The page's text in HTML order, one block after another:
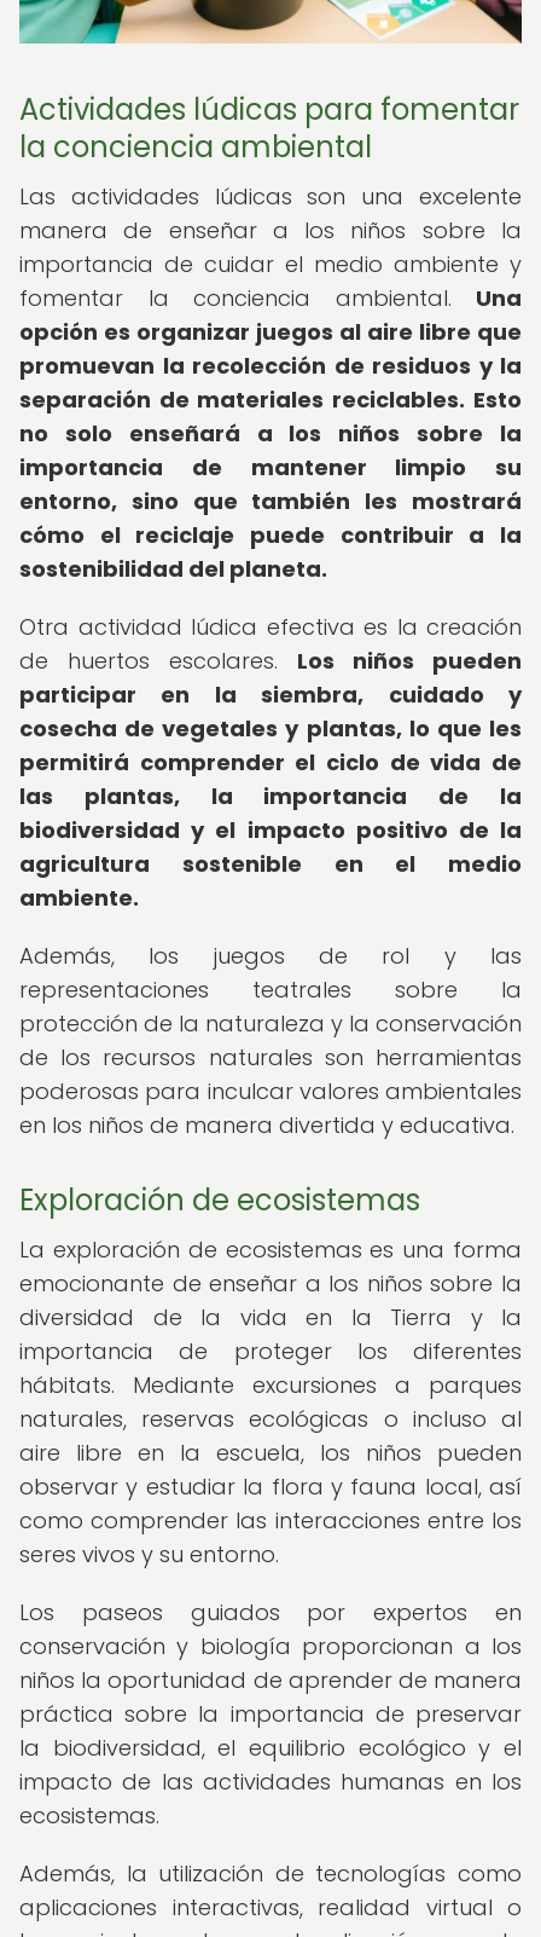
Actividades lúdicas para fomentar
la conciencia ambiental
Las actividades lúdicas son una excelente
manera de enseñar a los niños sobre la
importancia de cuidar el medio ambiente y
fomentar la conciencia ambiental. Una
opción es organizar juegos al aire libre que
promuevan la recolección de residuos y la
separación de materiales reciclables. Esto
no solo enseñará a los niños sobre la
importancia de mantener limpio su
entorno, sino que también les mostrará
cómo el reciclaje puede contribuir a la
sostenibilidad del planeta.
Otra actividad lúdica efectiva es la creación
de huertos escolares. Los niños pueden
participar en la siembra, cuidado y
cosecha de vegetales y plantas, lo que les
permitirá comprender el ciclo de vida de
las plantas, la importancia de la
biodiversidad y el impacto positivo de la
agricultura sostenible en el medio
ambiente.
Además, los juegos de rol y las
representaciones teatrales sobre la
protección de la naturaleza y la conservación
de los recursos naturales son herramientas
poderosas para inculcar valores ambientales
en los niños de manera divertida y educativa.
Exploración de ecosistemas
La exploración de ecosistemas es una forma
emocionante de enseñar a los niños sobre la
diversidad de la vida en la Tierra y la
importancia de proteger los diferentes
hábitats. Mediante excursiones a parques
naturales, reservas ecológicas o incluso al
aire libre en la escuela, los niños pueden
observar y estudiar la flora y fauna local, así
como comprender las interacciones entre los
seres vivos y su entorno.
Los paseos guiados por expertos en
conservación y biología proporcionan a los
niños la oportunidad de aprender de manera
práctica sobre la importancia de preservar
la biodiversidad, el equilibrio ecológico y el
impacto de las actividades humanas en los
ecosistemas.
Además, la utilización de tecnologías como
aplicaciones interactivas, realidad virtual o